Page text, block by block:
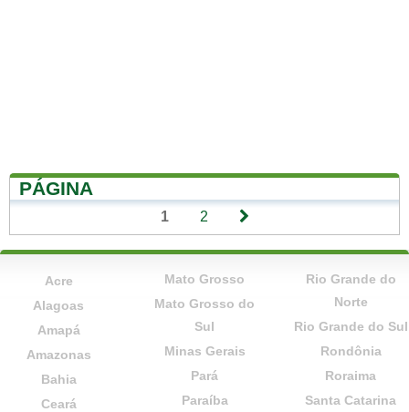
PÁGINA
1 2
Acre
Alagoas
Amapá
Amazonas
Bahia
Ceará
Mato Grosso
Mato Grosso do
Sul
Minas Gerais
Pará
Paraíba
Rio Grande do
Norte
Rio Grande do Sul
Rondônia
Roraima
Santa Catarina